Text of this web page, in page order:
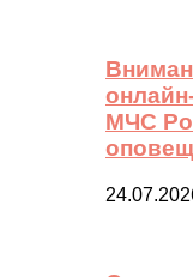
МЧС